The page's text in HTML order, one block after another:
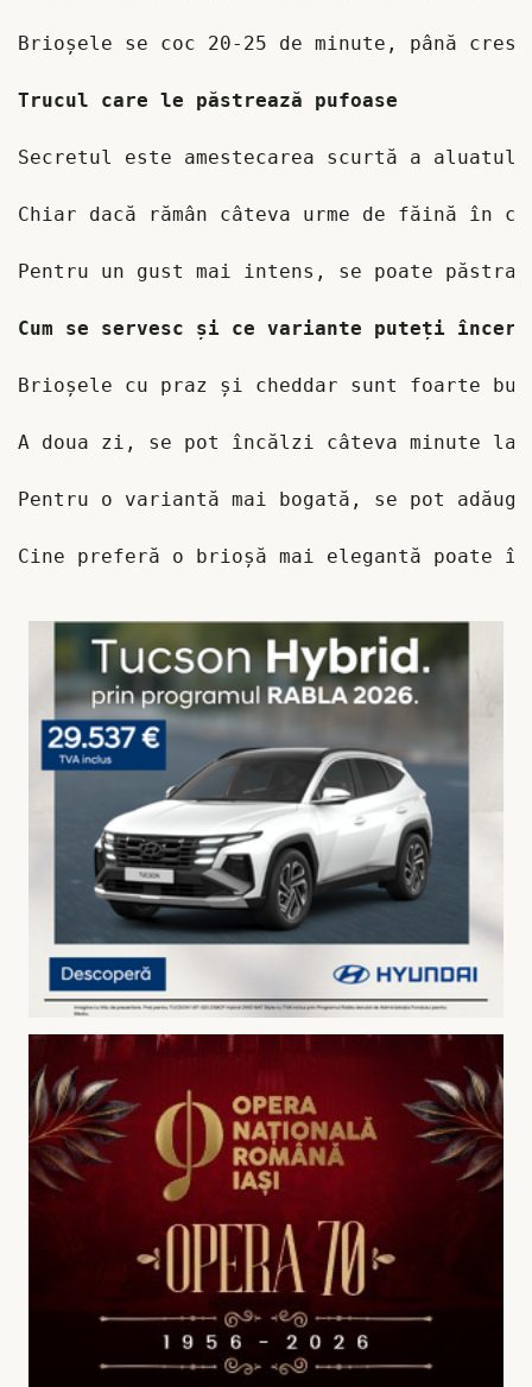
Brioșele se coc 20-25 de minute, până
Secretul este amestecarea scurtă a
Chiar dacă rămân câteva urme de făină
Pentru un gust mai intens, se poate
Brioșele cu praz și cheddar sunt foarte
A doua zi, se pot încălzi câteva minute
Pentru o variantă mai bogată, se pot
Cine preferă o brioșă mai elegantă poate